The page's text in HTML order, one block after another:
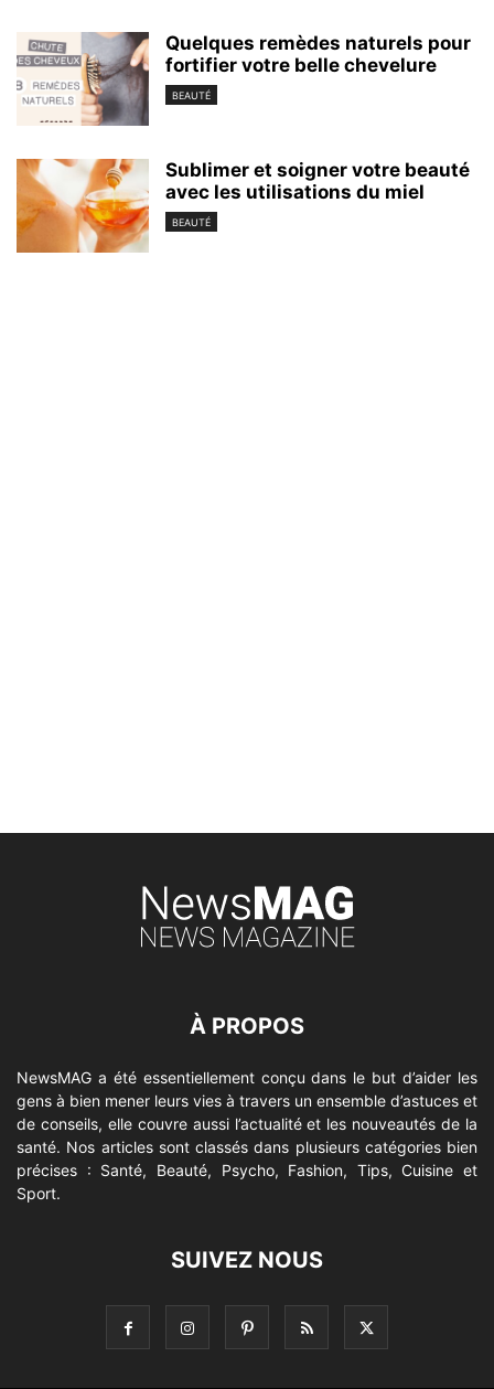
Quelques remèdes naturels pour
fortifier votre belle chevelure
BEAUTÉ
Sublimer et soigner votre beauté
avec les utilisations du miel
BEAUTÉ
À PROPOS
NewsMAG a été essentiellement conçu dans le but d’aider les
gens à bien mener leurs vies à travers un ensemble d’astuces et
de conseils, elle couvre aussi l’actualité et les nouveautés de la
santé. Nos articles sont classés dans plusieurs catégories bien
précises : Santé, Beauté, Psycho, Fashion, Tips, Cuisine et
Sport.
SUIVEZ NOUS